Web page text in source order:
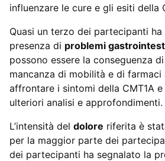
influenzare le cure e gli esiti della
Quasi un terzo dei partecipanti ha
presenza di problemi
possono essere la conseguenza
mancanza di mobilità e di farmaci
affrontare i sintomi della CMT1A
ulteriori analisi e approfondimenti.
L’intensità del dolore riferita è
per la maggior parte dei
dei partecipanti ha segnalato la